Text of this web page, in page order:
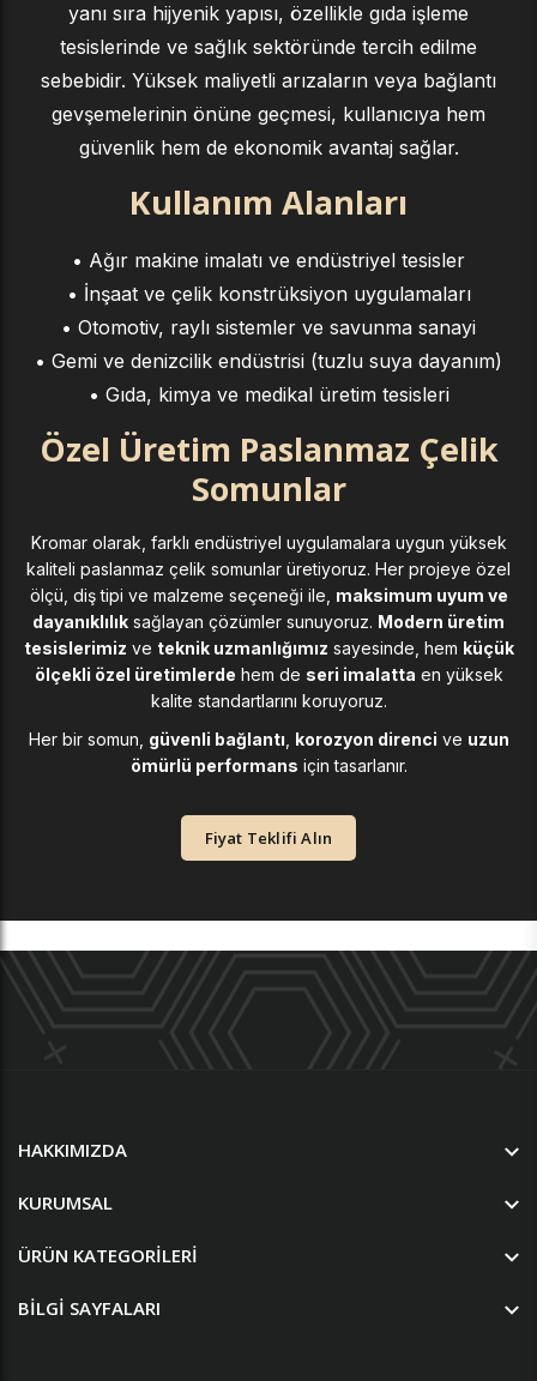
yanı sıra hijyenik yapısı, özellikle gıda işleme
tesislerinde ve sağlık sektöründe tercih edilme
sebebidir. Yüksek maliyetli arızaların veya bağlantı
gevşemelerinin önüne geçmesi, kullanıcıya hem
güvenlik hem de ekonomik avantaj sağlar.
Kullanım Alanları
• Ağır makine imalatı ve endüstriyel tesisler
• İnşaat ve çelik konstrüksiyon uygulamaları
• Otomotiv, raylı sistemler ve savunma sanayi
• Gemi ve denizcilik endüstrisi (tuzlu suya dayanım)
• Gıda, kimya ve medikal üretim tesisleri
Özel Üretim Paslanmaz Çelik
Somunlar
Kromar olarak, farklı endüstriyel uygulamalara uygun yüksek
kaliteli paslanmaz çelik somunlar üretiyoruz. Her projeye özel
ölçü, diş tipi ve malzeme seçeneği ile, maksimum uyum ve
dayanıklılık sağlayan çözümler sunuyoruz. Modern üretim
tesislerimiz ve teknik uzmanlığımız sayesinde, hem küçük
ölçekli özel üretimlerde hem de seri imalatta en yüksek
kalite standartlarını koruyoruz.
Her bir somun, güvenli bağlantı korozyon direnci ve uzun
ömürlü performans için tasarlanır.
Fiyat Teklifi Alın
HAKKIMIZDA
KURUMSAL
ÜRÜN KATEGORILERI
BILGI SAYFALARI